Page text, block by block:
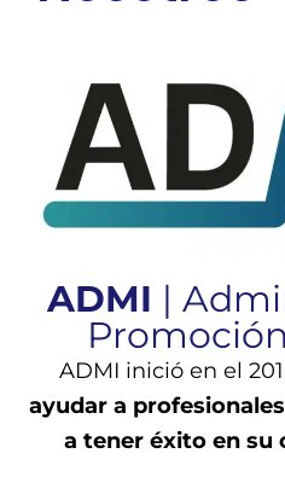
ADMI |
ADMI inició en el
ayudar a
a tener éxito en su